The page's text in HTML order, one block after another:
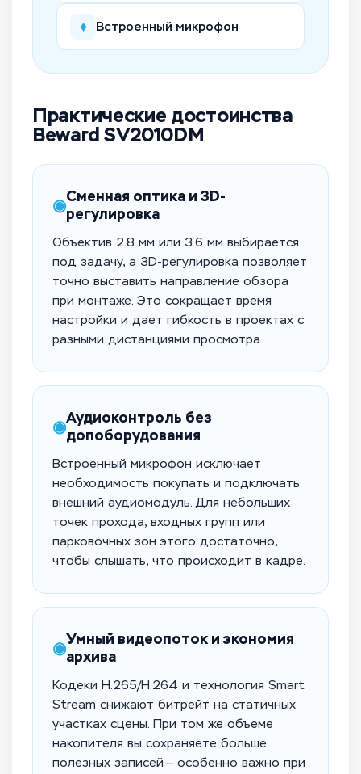
♦ Встроенный микрофон
Практические достоинства
Beward SV2010DM
◉Сменная оптика и 3D-
регулировка
Объектив 2.8 мм или 3.6 мм выбирается
под задачу, а 3D-регулировка позволяет
точно выставить направление обзора
при монтаже. Это сокращает время
настройки и дает гибкость в проектах с
разными дистанциями просмотра.
◉Аудиоконтроль без
допоборудования
Встроенный микрофон исключает
необходимость покупать и подключать
внешний аудиомодуль. Для небольших
точек прохода, входных групп или
парковочных зон этого достаточно,
чтобы слышать, что происходит в кадре.
◉Умный видеопоток и экономия
архива
Кодеки H.265/H.264 и технология Smart
Stream снижают битрейт на статичных
участках сцены. При том же объеме
накопителя вы сохраняете больше
полезных записей — особенно важно при